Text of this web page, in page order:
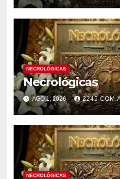
NECROLÓGICAS
Necrológicas
AGO 1, 2026
NECROLÓGICAS